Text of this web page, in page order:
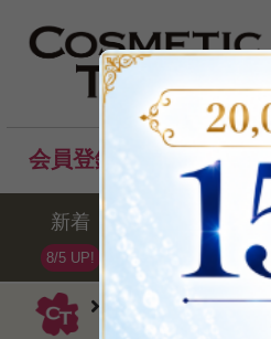
シスレー クリ
会員登録後のお買い物
新着
8/5 UP!
セール